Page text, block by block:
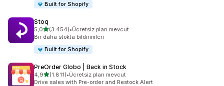
Built for Shopify
Stoq
5,05 yıldız üzerinden
(3.454)
toplam 3454 değerlendirme
•Ücretsiz plan mevcut
Bir daha stokta bildirimleri
Built for Shopify
PreOrder Globo | Back in Stock
4,95 yıldız üzerinden
(1.811)
toplam 1811 değerlendirme
•Ücretsiz plan mevcut
Drive sales with Pre-order and Restock Alert